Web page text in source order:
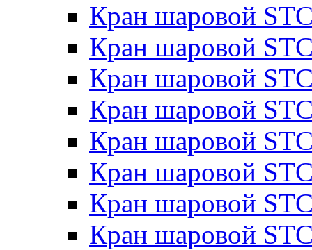
Кран шаровой
Кран шаровой
Кран шаровой
Кран шаровой
Кран шаровой
Кран шаровой
Кран шаровой
Кран шаровой